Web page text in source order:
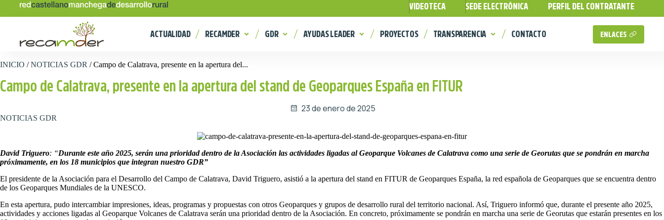
VIDEOTECA SEDE ELECTRÓNICA PERFIL DEL CONTRATANTE
ACTUALIDAD RECAMDER GDR AYUDAS LEADER PROYECTOS TRANSPARENCIA CONTACTO ENLACES
INICIO /NOTICIAS GDR /Campo de Calatrava, presente en la apertura del...
Campo de Calatrava, presente en la apertura del stand de Geoparques España en FITUR
23 de enero de 2025
NOTICIAS GDR
David Triguero: “Durante este año 2025, serán una prioridad dentro de la Asociación las actividades ligadas al Geoparque Volcanes de Calatrava como una serie de Georutas que se pondrán en marcha
próximamente, en los 18 municipios que integran nuestro GDR”
El presidente de la Asociación para el Desarrollo del Campo de Calatrava, David Triguero, asistió a la apertura del stand en FITUR de Geoparques España, la red española de Geoparques que se encuentra dentro
de los Geoparques Mundiales de la UNESCO.
En esta apertura, pudo intercambiar impresiones, ideas, programas y propuestas con otros Geoparques y grupos de desarrollo rural del territorio nacional. Así, Triguero informó que, durante el presente año 2025,
actividades y acciones ligadas al Geoparque Volcanes de Calatrava serán una prioridad dentro de la Asociación. En concreto, próximamente se pondrán en marcha una serie de Georutas que estarán presentes en los